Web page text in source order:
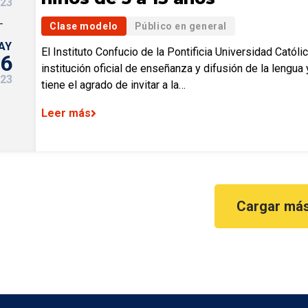
Clase modelo Público en general
El Instituto Confucio de la Pontificia Universidad
institución oficial de enseñanza y difusión de la lengua
tiene el agrado de invitar a la…
Leer más
Cargar